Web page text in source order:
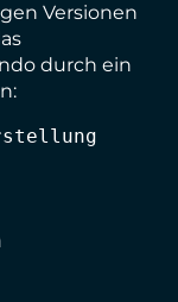
Versionen
durch ein